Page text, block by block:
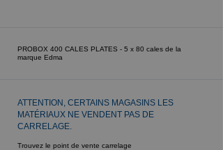
PROBOX 400 CALES PLATES - 5 x 80 cales de la
marque Edma
ATTENTION, CERTAINS MAGASINS LES
MATÉRIAUX NE VENDENT PAS DE
CARRELAGE.
Trouvez le point de vente carrelage